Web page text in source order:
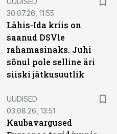
30.07.26, 11:55
Lähis-Ida kriis on
saanud DSVle
rahamasinaks. Juhi
sõnul pole selline äri
siiski jätkusuutlik
UUDISED
03.08.26, 13:51
Kaubavargused